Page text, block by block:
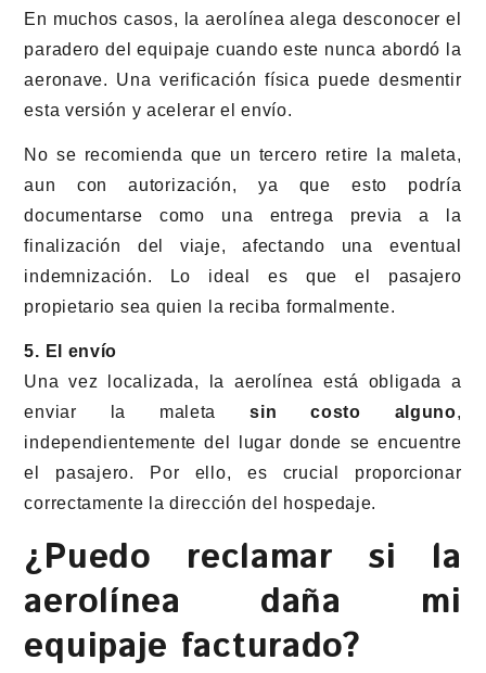
En muchos casos, la aerolínea alega desconocer el
paradero del equipaje cuando este nunca abordó la
aeronave. Una verificación física puede desmentir
esta versión y acelerar el envío.
No se recomienda que un tercero retire la maleta,
aun con autorización, ya que esto podría
documentarse como una entrega previa a la
finalización del viaje, afectando una eventual
indemnización. Lo ideal es que el pasajero
propietario sea quien la reciba formalmente.
5. El envío
Una vez localizada, la aerolínea está obligada a
enviar la maletasin costo alguno,
independientemente del lugar donde se encuentre
el pasajero. Por ello, es crucial proporcionar
correctamente la dirección del hospedaje.
¿Puedo reclamar si la
aerolínea daña mi
equipaje facturado?